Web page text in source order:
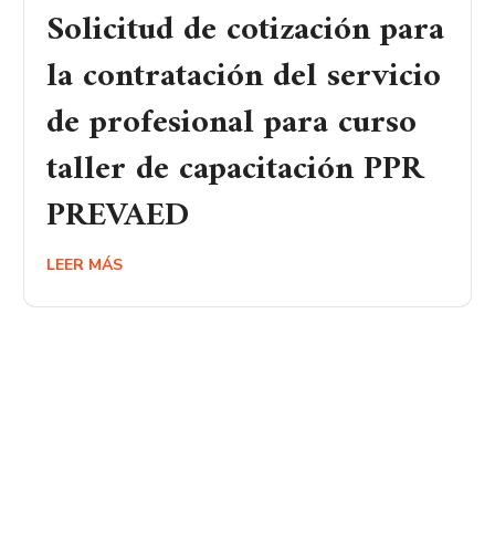
Solicitud de cotización para
la contratación del servicio
de profesional para curso
taller de capacitación PPR
PREVAED
LEER MÁS